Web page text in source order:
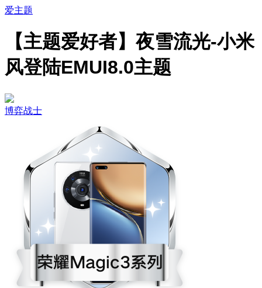
爱主题
【主题爱好者】夜雪流光-小米
风登陆EMUI8.0主题
博弈战士